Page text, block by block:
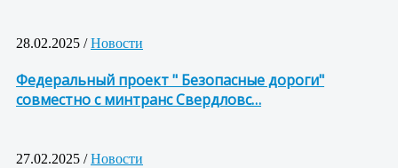
28.02.2025 /Новости
Федеральный проект " Безопасные дороги"
совместно с минтранс Свердловс…
27.02.2025 /Новости